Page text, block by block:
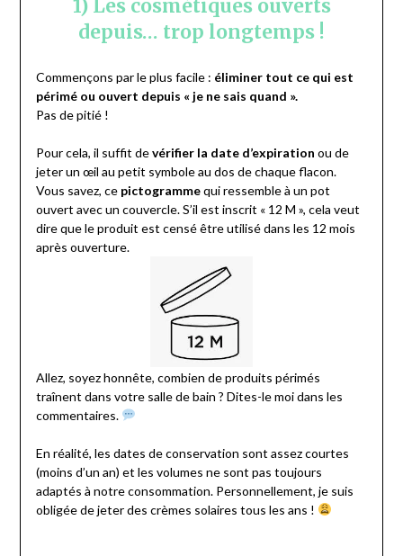
1) Les cosmétiques ouverts
depuis… trop longtemps !
Commençons par le plus facile : éliminer tout ce qui est
périmé ou ouvert depuis « je ne sais quand ».
Pas de pitié !
Pour cela, il suffit devérifier la date d’expiration ou de
jeter un œil au petit symbole au dos de chaque flacon.
Vous savez, ce pictogrammequi ressemble à un pot
ouvert avec un couvercle. S’il est inscrit « 12 M », cela veut
dire que le produit est censé être utilisé dans les 12 mois
après ouverture.
Allez, soyez honnête, combien de produits périmés
traînent dans votre salle de bain ? Dites-le moi dans les
commentaires.
En réalité, les dates de conservation sont assez courtes
(moins d’un an) et les volumes ne sont pas toujours
adaptés à notre consommation. Personnellement, je suis
obligée de jeter des crèmes solaires tous les ans !